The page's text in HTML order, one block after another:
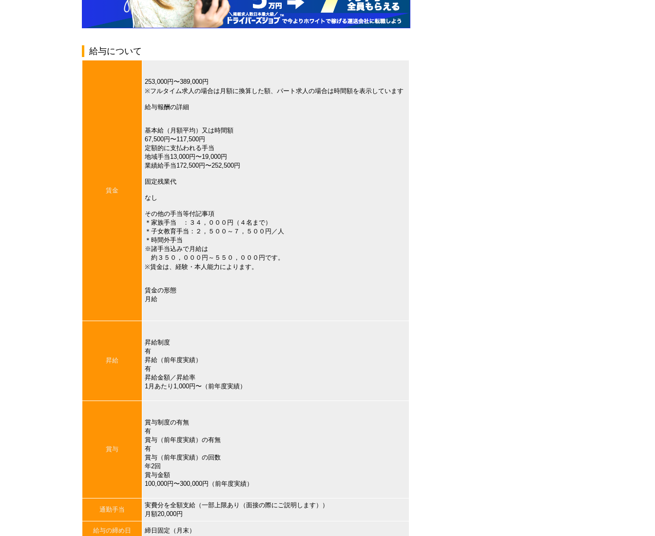
給与について
賃金
253,000円〜389,000円
※フルタイム求人の場合は月額に換算した額、パート求人の場合は時間額を表示しています
給与報酬の詳細
基本給（月額平均）又は時間額
67,500円〜117,500円
定額的に支払われる手当
地域手当13,000円〜19,000円
業績給手当172,500円〜252,500円
固定残業代
なし
その他の手当等付記事項
＊家族手当 ：３４，０００円（４名まで）
＊子女教育手当：２，５００～７，５００円／人
＊時間外手当
※諸手当込みで月給は
約３５０，０００円～５５０，０００円です。
※賃金は、経験・本人能力によります。
賃金の形態
月給
昇給
昇給制度
有
昇給（前年度実績）
有
昇給金額／昇給率
1月あたり1,000円〜（前年度実績）
賞与
賞与制度の有無
有
賞与（前年度実績）の有無
有
賞与（前年度実績）の回数
年2回
賞与金額
100,000円〜300,000円（前年度実績）
通勤手当
実費分を全額支給（一部上限あり（面接の際にご説明します））
月額20,000円
給与の締め日 締日固定（月末）